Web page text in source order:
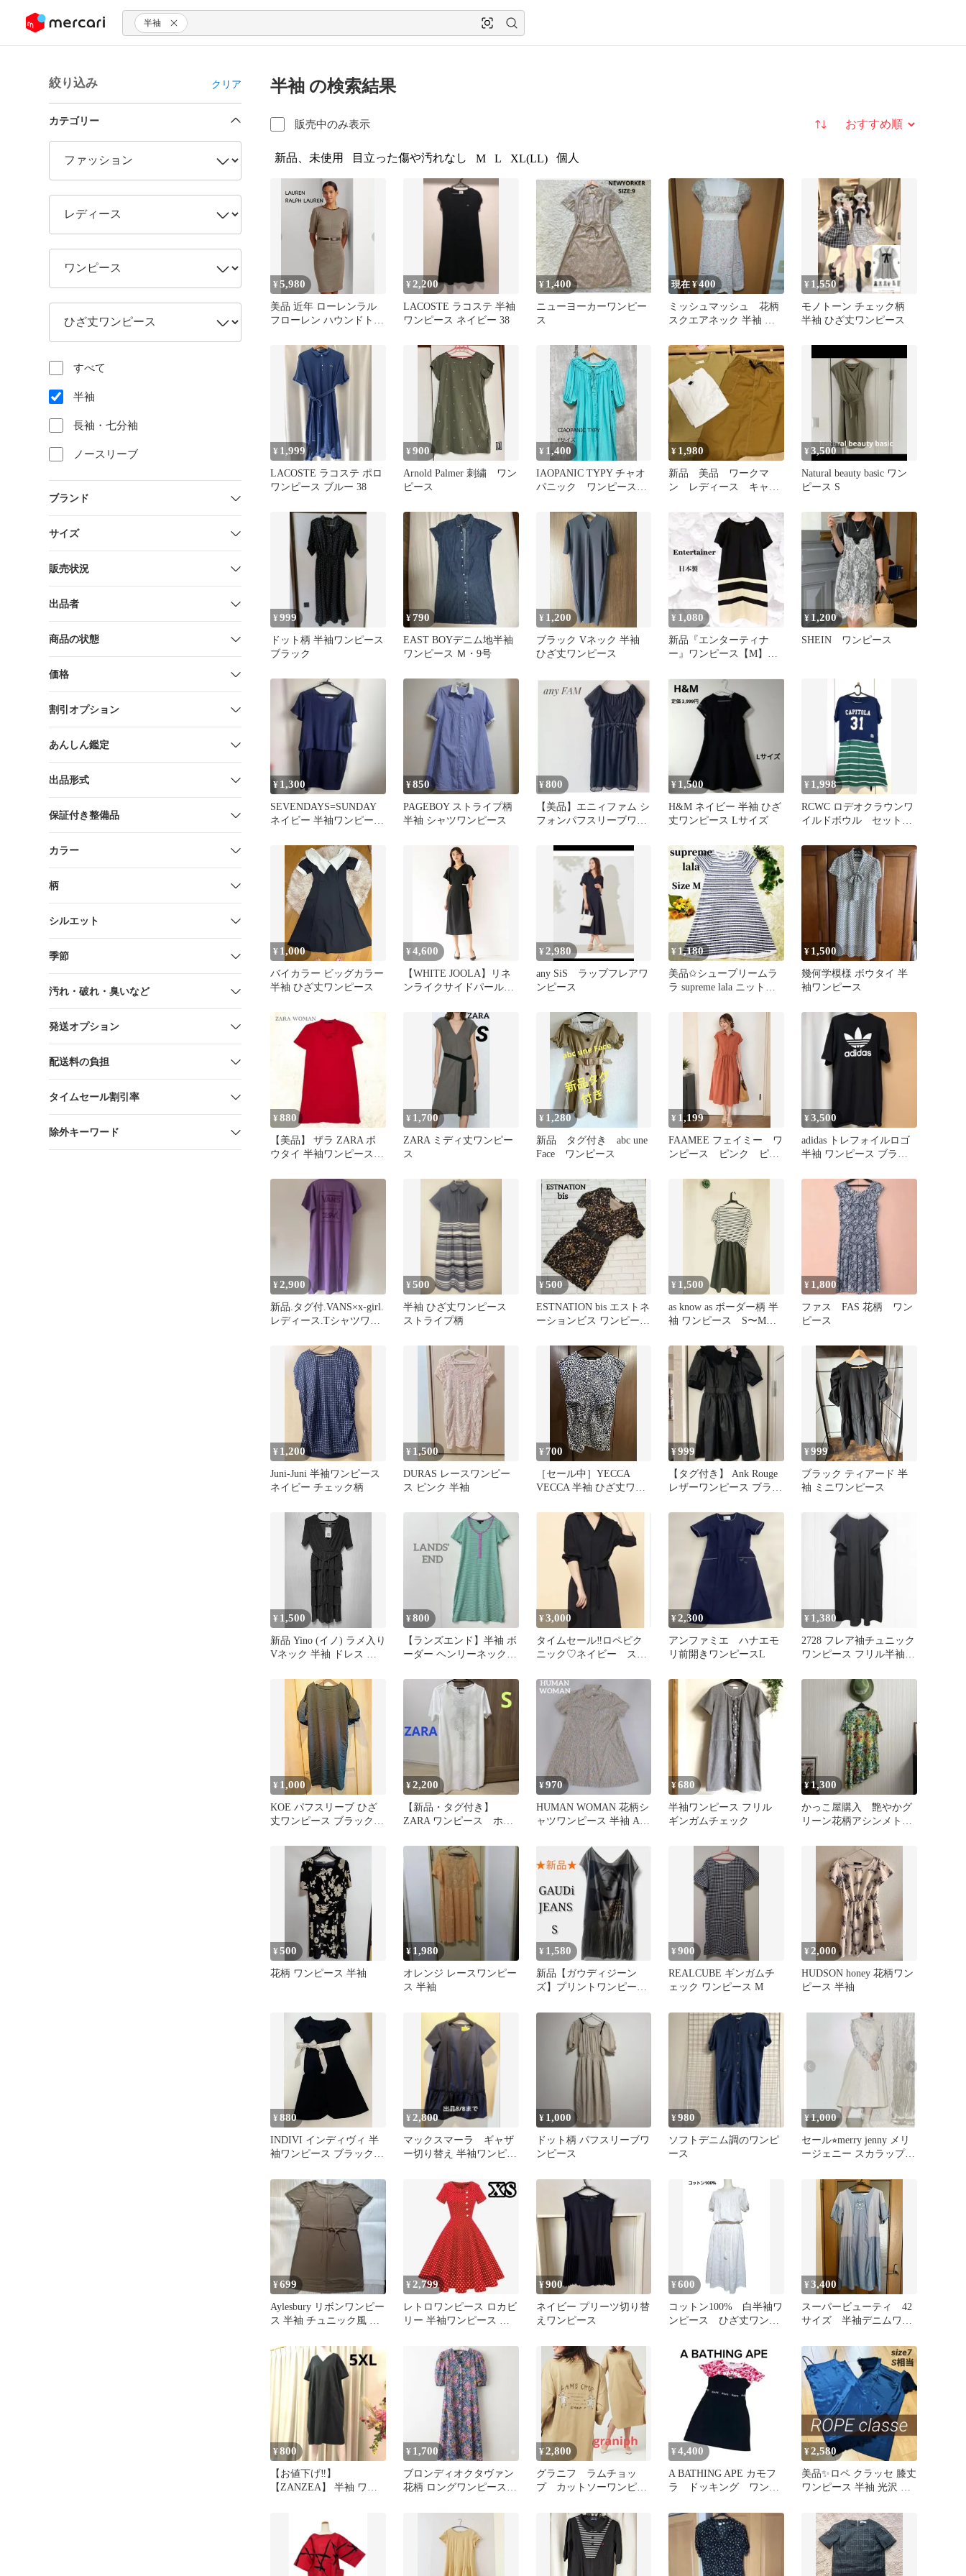
ツにスキップ 半袖
絞り込み クリア
カテゴリー
すべて
半袖
長袖・七分袖
ノースリーブ
ブランド
サイズ
販売状況
出品者
商品の状態
価格
割引オプション
あんしん鑑定
出品形式
保証付き整備品
カラー
柄
シルエット
季節
汚れ・破れ・臭いなど
発送オプション
配送料の負担
タイムセール割引率
除外キーワード
半袖 の検索結果
販売中のみ表示 並び替え
新品、未使用 目立った傷や汚れなし M L XL(LL) 個人
¥5,980
美品 近年 ローレンラル
フローレン ハウンドトゥ
ードドレス
¥ 2,200
LACOSTE ラコステ 半袖
ワンピース ネイビー 38
¥ 1,400
ニューヨーカーワンピー
ス
現在 ¥400
ミッシュマッシュ 花柄
スクエアネック 半袖 ひ
¥ 1,550
モノトーン チェック柄
半袖 ひざ丈ワンピース
¥ 1,999
LACOSTE ラコステ ポロ
ワンピース ブルー 38
¥900
Arnold Palmer 刺繍 ワン
ピース
¥ 1,400
IAOPANIC TYPY チャオ
パニック ワンピース
¥ 1,980
新品 美品 ワークマ
ン レディース キャン
¥3,500
Natural beauty basic ワン
ピース S
¥999
ドット柄 半袖ワンピース
ブラック
¥790
EAST BOYデニム地半袖
ワンピース Ｍ・9号
¥ 1,200
ブラック Vネック 半袖
ひざ丈ワンピース
¥ 1,080
新品『エンターティナ
ー』ワンピース【M】ネ
ップ
¥ 1,200
SHEIN ワンピース
¥ 1,300
SEVENDAYS=SUNDAY
ネイビー 半袖ワンピース
¥850
PAGEBOY ストライプ柄
半袖 シャツワンピース
¥800
【美品】エニィファム シ
フォンパフスリーブワン
ード樫山
¥ 1,500
H&M ネイビー 半袖 ひざ
丈ワンピース Lサイズ
¥ 1,998
RCWC ロデオクラウンワ
イルドボウル セットア
¥ 1,000
バイカラー ビッグカラー
半袖 ひざ丈ワンピース
¥4,600
【WHITE JOOLA】リネ
ンライクサイドパールデ
¥ 2,980
any SiS ラップフレアワ
ンピース
¥ 1,180
美品✩シュープリームラ
ラ supreme lala ニットひ
¥ 1,500
幾何学模様 ボウタイ 半
袖ワンピース
¥880
【美品】 ザラ ZARA ボ
ウタイ 半袖ワンピース
¥ 1,700
ZARA ミディ丈ワンピー
ス
¥ 1,280
新品 タグ付き abc une
Face ワンピース
¥ 1,199
FAAMEE フェイミー ワ
ンピース ピンク ピン
ーク
¥3,500
adidas トレフォイルロゴ
半袖 ワンピース ブラッ
¥2,900
新品.タグ付.VANS×x-girl.
レディース.Tシャツワン
¥500
半袖 ひざ丈ワンピース
ストライプ柄
¥500
ESTNATION bis エストネ
ーションビス ワンピース
¥ 1,500
as know as ボーダー柄 半
袖 ワンピース S〜Mサ
¥ 1,800
ファス FAS 花柄 ワン
ピース
¥ 1,200
Juni-Juni 半袖ワンピース
ネイビー チェック柄
¥ 1,500
DURAS レースワンピー
ス ピンク 半袖
¥ 700
［セール中］YECCA
VECCA 半袖 ひざ丈ワン
ト
¥999
【タグ付き】 Ank Rouge
レザーワンピース ブラッ
¥999
ブラック ティアード 半
袖 ミニワンピース
¥ 1,500
新品 Yino (イノ) ラメ入り
Vネック 半袖 ドレス ブ
¥800
【ランズエンド】半袖 ボ
ーダー ヘンリーネック
¥3,000
タイムセール‼️ロペピク
ニック♡ネイビー スキ
¥2,300
アンファミエ ハナエモ
リ前開きワンピースL
¥ 1,380
2728 フレア袖チュニック
ワンピース フリル半袖
り
¥ 1,000
KOE パフスリーブ ひざ
丈ワンピース ブラック S
¥2,200
【新品・タグ付き】
ZARA ワンピース ホワ
¥970
HUMAN WOMAN 花柄シ
ャツワンピース 半袖 Aラ
¥680
半袖ワンピース フリル
ギンガムチェック
¥1,300
かっこ屋購入 艶やかグ
リーン花柄アシンメトリ
未使用品
¥500
花柄 ワンピース 半袖
¥1,980
オレンジ レースワンピー
ス 半袖
¥ 1,580
新品【ガウディジーン
ズ】プリントワンピース
S y2k
¥900
REALCUBE ギンガムチ
ェック ワンピース M
¥2,000
HUDSON honey 花柄ワン
ピース 半袖
¥880
INDIVI インディヴィ 半
袖ワンピース ブラック
¥2,800
マックスマーラ ギャザ
ー切り替え 半袖ワンピー
¥ 1,000
ドット柄 パフスリーブワ
ンピース
¥980
ソフトデニム調のワンピ
ース
¥1,000
セール⭐︎merry jenny メリ
ージェニー スカラップコ
¥699
Aylesbury リボンワンピー
ス 半袖 チュニック風 き
¥2,799
レトロワンピース ロカビ
リー 半袖ワンピース パ
¥900
ネイビー プリーツ切り替
えワンピース
¥600
コットン100% 白半袖ワ
ンピース ひざ丈ワンピ
¥3,400
スーパービューティ 42
サイズ 半袖デニムワン
¥800
【お値下げ‼️】
【ZANZEA】 半袖 ワン
¥ 1,700
ブロンディオクタヴァン
花柄 ロングワンピース V
イズ
¥2,800
グラニフ ラムチョッ
プ カットソーワンピー
¥ 4,400
A BATHING APE カモフ
ラ ドッキング ワンピ
ク
¥2,580
美品✨ロペ クラッセ 膝丈
ワンピース 半袖 光沢 ネ